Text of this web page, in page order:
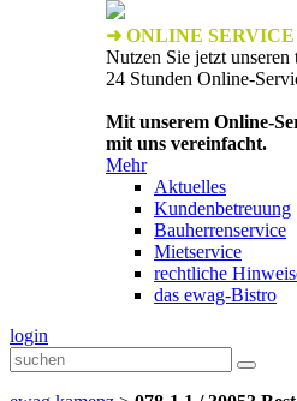
➜ ONLINE SERVICE
Nutzen Sie jetzt unseren
24 Stunden Online-
Mit unserem Online-
mit uns vereinfacht.
Mehr
Aktuelles
Kundenbetreuung
Bauherrenservice
Mietservice
rechtliche
das ewag-Bistro
login